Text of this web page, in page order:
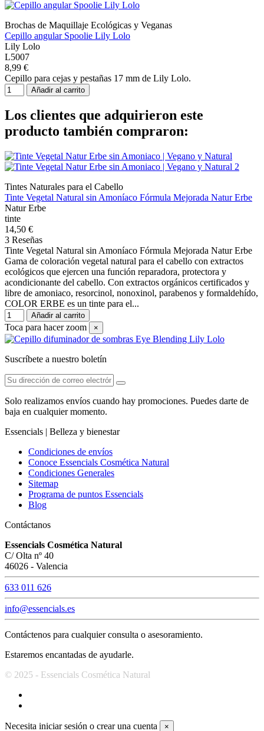
Brochas de Maquillaje Ecológicas y Veganas
Cepillo angular Spoolie Lily Lolo
Lily Lolo
L5007
8,99 €
Cepillo para cejas y pestañas 17 mm de Lily Lolo.
Añadir al carrito
Los clientes que adquirieron este
producto también compraron:
Tintes Naturales para el Cabello
Tinte Vegetal Natural sin Amoníaco Fórmula Mejorada Natur Erbe
Natur Erbe
tinte
14,50 €
3 Reseñas
Tinte Vegetal Natural sin Amoníaco Fórmula Mejorada Natur Erbe
Gama de coloración vegetal natural para el cabello con extractos
ecológicos que ejercen una función reparadora, protectora y
acondicionante del cabello. Con extractos orgánicos certificados y
libre de amoniaco, resorcinol, nonoxinol, parabenos y formaldehído,
COLOR ERBE es un tinte para el...
Añadir al carrito
Toca para hacer zoom ×
Suscríbete a nuestro boletín
Solo realizamos envíos cuando hay promociones. Puedes darte de
baja en cualquier momento.
Essencials | Belleza y bienestar
Condiciones de envíos
Conoce Essencials Cosmética Natural
Condiciones Generales
Sitemap
Programa de puntos Essencials
Blog
Contáctanos
Essencials Cosmética Natural
C/ Olta nº 40
46026 - Valencia
633 011 626
info@essencials.es
Contáctenos para cualquier consulta o asesoramiento.
Estaremos encantadas de ayudarle.
© 2025 - Essencials Cosmética Natural
Necesita iniciar sesión o crear una cuenta ×